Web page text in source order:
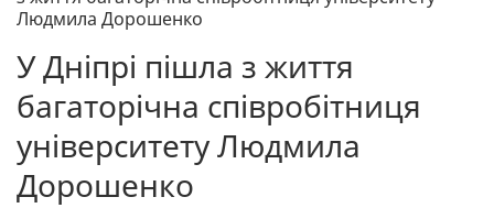
Людмила Дорошенко
У Дніпрі пішла з життя
багаторічна співробітниця
університету Людмила
Дорошенко